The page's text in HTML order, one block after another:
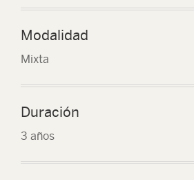
Modalidad
Mixta
Duración
3 años